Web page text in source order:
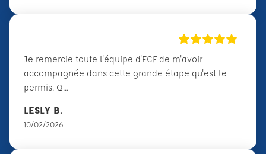
Je remercie toute l'équipe d'ECF de m'avoir
accompagnée dans cette grande étape qu'est le
permis. Q...
LESLY B.
10/02/2026